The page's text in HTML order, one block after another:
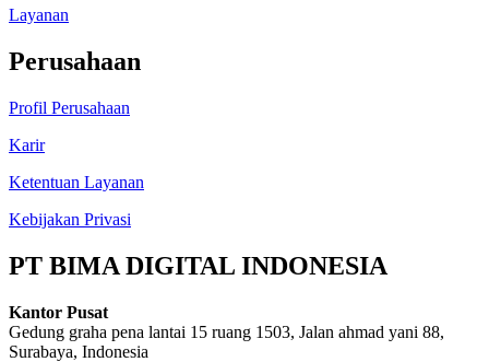
Layanan
Perusahaan
Profil Perusahaan
Karir
Ketentuan Layanan
Kebijakan Privasi
PT BIMA DIGITAL INDONESIA
Kantor Pusat
Gedung graha pena lantai 15 ruang 1503, Jalan ahmad yani 88,
Surabaya, Indonesia